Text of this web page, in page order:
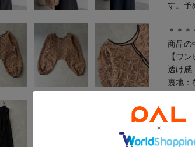
す。予
＊＊
商品の
【ワン
透け感
裏地：
光沢感
生地の